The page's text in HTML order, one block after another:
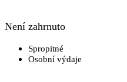
Není zahrnuto
Spropitné
Osobní výdaje